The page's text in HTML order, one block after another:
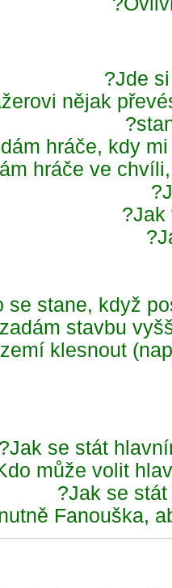
Jde
nějak
hráče, kdy
hráče ve
se stane, když
zadám stavbu
klesnout
Jak se stát
Kdo může volit
Jak se
Fanouška,